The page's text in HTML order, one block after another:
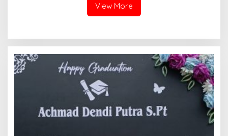
View More